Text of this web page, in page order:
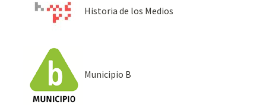
Historia de los Medios
Municipio B